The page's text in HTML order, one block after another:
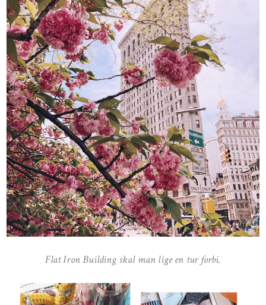
Flat Iron Building skal man lige en tur forbi.